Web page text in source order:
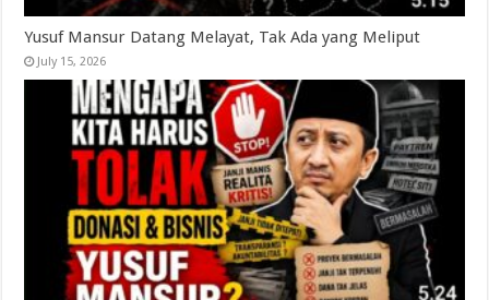
Yusuf Mansur Datang Melayat, Tak Ada yang Meliput
July 15, 2026